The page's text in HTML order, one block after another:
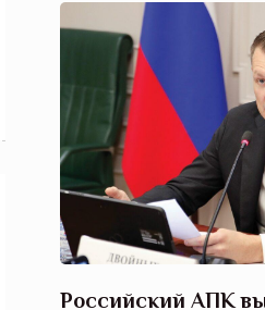
Российский АПК